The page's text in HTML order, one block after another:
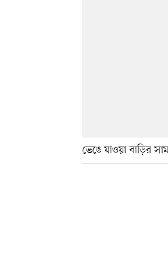
ভেঙে যাওয়া বাড়ির